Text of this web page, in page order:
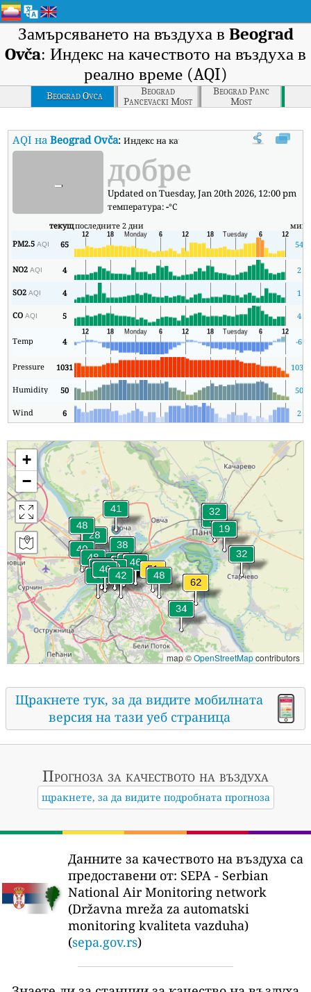
Замърсяването на въздуха в Beograd
Ovča: Индекс на качеството на въздуха в
реално време (AQI)
Beograd Ovca
Beograd
Pancevacki Most
Beograd Panc
Most
AQI наBeograd Ovča:Индекс на качеството на въздуха в реално
- добре
Updated on Tuesday, Jan 20th 2026, 12:00 pm
температура:-°C
текущпоследните 2 дни мин
PM2.5AQI 65 54
NO2AQI 4 2
SO2AQI 4 1
COAQI 5 4
Temp 4 -6
Pressure 1031 1031
Humidity 50 50
Wind 6 2
+
−
map ©OpenStreetMapcontributors
Щракнете тук, за да видите мобилната
версия на тази уеб страница
Прогноза за качеството на въздуха
щракнете, за да видите подробната прогноза
Данните за качеството на въздуха са
предоставени от: SEPA - Serbian
National Air Monitoring network
(Državna mreža za automatski
monitoring kvaliteta vazduha)
(sepa.gov.rs)